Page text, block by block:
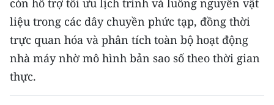
CHUYÊN ĐỀ
CÁC CHUYÊN TRANG
còn hỗ trợ tối ưu lịch trình và luồng nguyên vật
liệu trong các dây chuyền phức tạp, đồng thời
trực quan hóa và phân tích toàn bộ hoạt động
nhà máy nhờ mô hình bản sao số theo thời gian
thực.